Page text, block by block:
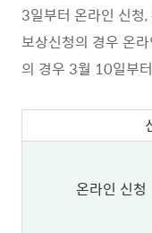
3일부터 온라인 신청
보상신청의 경우 온
의 경우 3월 10일부
온라인 신청